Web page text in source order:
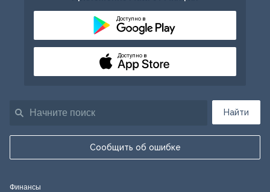
Найти
Сообщить об ошибке
Доступно в
Доступно в
Финансы